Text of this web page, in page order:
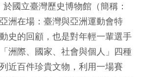
國立臺灣歷史博物館（簡稱：
洲在場：臺灣與亞洲運動會特
史的回顧，也是對年輕一輩選手
洲際、國家、社會與個人」四種
近百件珍貴文物，利用一場賽